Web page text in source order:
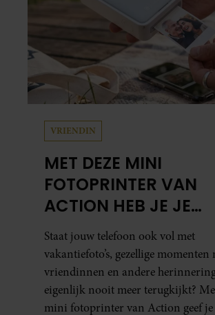
VRIENDIN
MET DEZE MINI
FOTOPRINTER VAN
ACTION HEB JE JE
FAVORIETE FOTO’S
ÉÉN MINUUT IN
Staat jouw telefoon ook vol met
vakantiefoto’s, gezellige momenten
vriendinnen en andere
eigenlijk nooit meer terugkijkt?
mini fotoprinter van Action geef je